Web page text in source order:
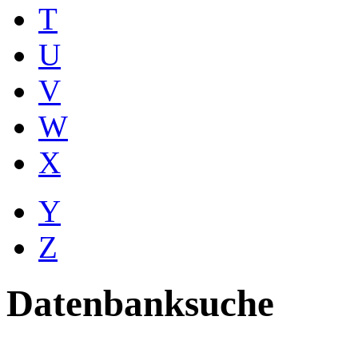
T
U
V
W
X
Y
Z
Datenbanksuche